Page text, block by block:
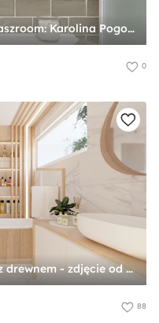
Zielona łazienka - zdjęcie od Maszroom: Karolina Pogorzelska
0
Łazienka połączenie marmuru z drewnem - zdjęcie od Załęska projektowanie wnętrz
88